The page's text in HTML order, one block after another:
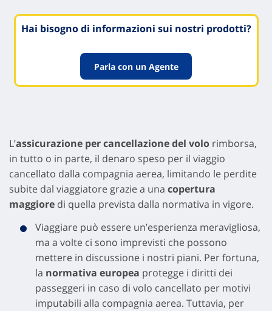
Hai bisogno di informazioni sui nostri prodotti?
Parla con un Agente
L’assicurazione per cancellazione del volo rimborsa,
in tutto o in parte, il denaro speso per il viaggio
cancellato dalla compagnia aerea, limitando le perdite
subite dal viaggiatore grazie a una copertura
maggiore di quella prevista dalla normativa in vigore.
Viaggiare può essere un’esperienza meravigliosa,
ma a volte ci sono imprevisti che possono
mettere in discussione i nostri piani. Per fortuna,
la normativa europea protegge i diritti dei
passeggeri in caso di volo cancellato per motivi
imputabili alla compagnia aerea. Tuttavia, per